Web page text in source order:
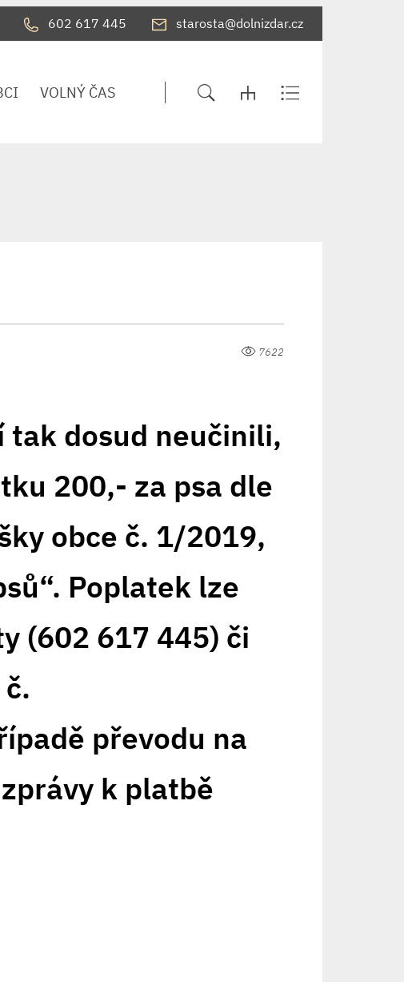
602 617 445 starosta@dolnizdar.cz
VOLNÝ ČAS
7622
dosud neučinili,
200,- za psa dle
obce č. 1/2019,
Poplatek lze
(602 617 445) či
převodu na
k platbě